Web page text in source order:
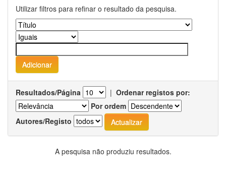
Utilizar filtros para refinar o resultado da pesquisa.
Resultados/Página | Ordenar registos por:
Por ordem
Autores/Registo
A pesquisa não produziu resultados.